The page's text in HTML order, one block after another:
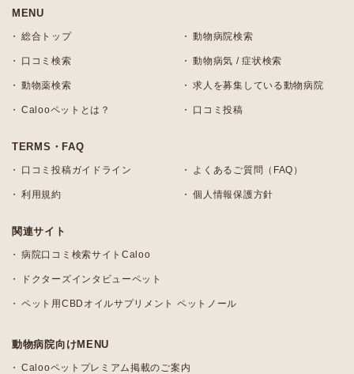
MENU
総合トップ 動物病院検索
口コミ検索 動物病気 / 症状検索
動物薬検索 求人を募集している動物病院
Calooペットとは？ 口コミ投稿
TERMS・FAQ
口コミ投稿ガイドライン よくあるご質問（FAQ）
利用規約 個人情報保護方針
関連サイト
病院口コミ検索サイトCaloo
ドクターズインタビューペット
ペット用CBDオイルサプリメント ペットノール
動物病院向けMENU
Calooペットプレミアム掲載のご案内